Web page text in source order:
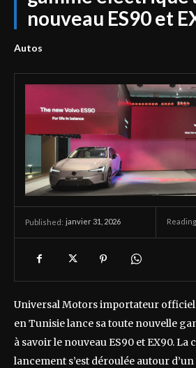
nouveau ES90 et
Autos
Published: janvier 31, 2026
Universal Motors importateur officiel
en Tunisie lance sa toute nouvelle
à savoir le nouveau ES90 et EX90. La
lancement s’est déroulée autour